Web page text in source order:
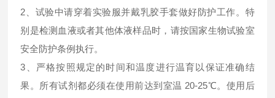
2、试验中请穿着实验服并戴乳胶手套做好防护工作。特
别是检测血液或者其他体液样品时，请按国家生物试验室
安全防护条例执行。
3、严格按照规定的时间和温度进行温育以保证准确结
果。所有试剂都必须在使用前达到室温 20-25℃。使用后